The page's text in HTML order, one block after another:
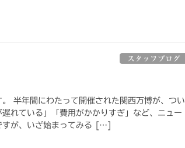
スタッフブログ
半年間にわたって開催された関西万博が、つい
れている」「費用がかかりすぎ」など、ニュー
すが、いざ始まってみる […]